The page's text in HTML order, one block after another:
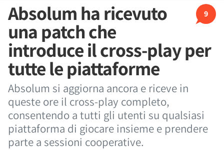
9
Absolum ha ricevuto
una patch che
introduce il cross-play per
tutte le piattaforme
Absolum si aggiorna ancora e riceve in
queste ore il cross-play completo,
consentendo a tutti gli utenti su qualsiasi
piattaforma di giocare insieme e prendere
parte a sessioni cooperative.